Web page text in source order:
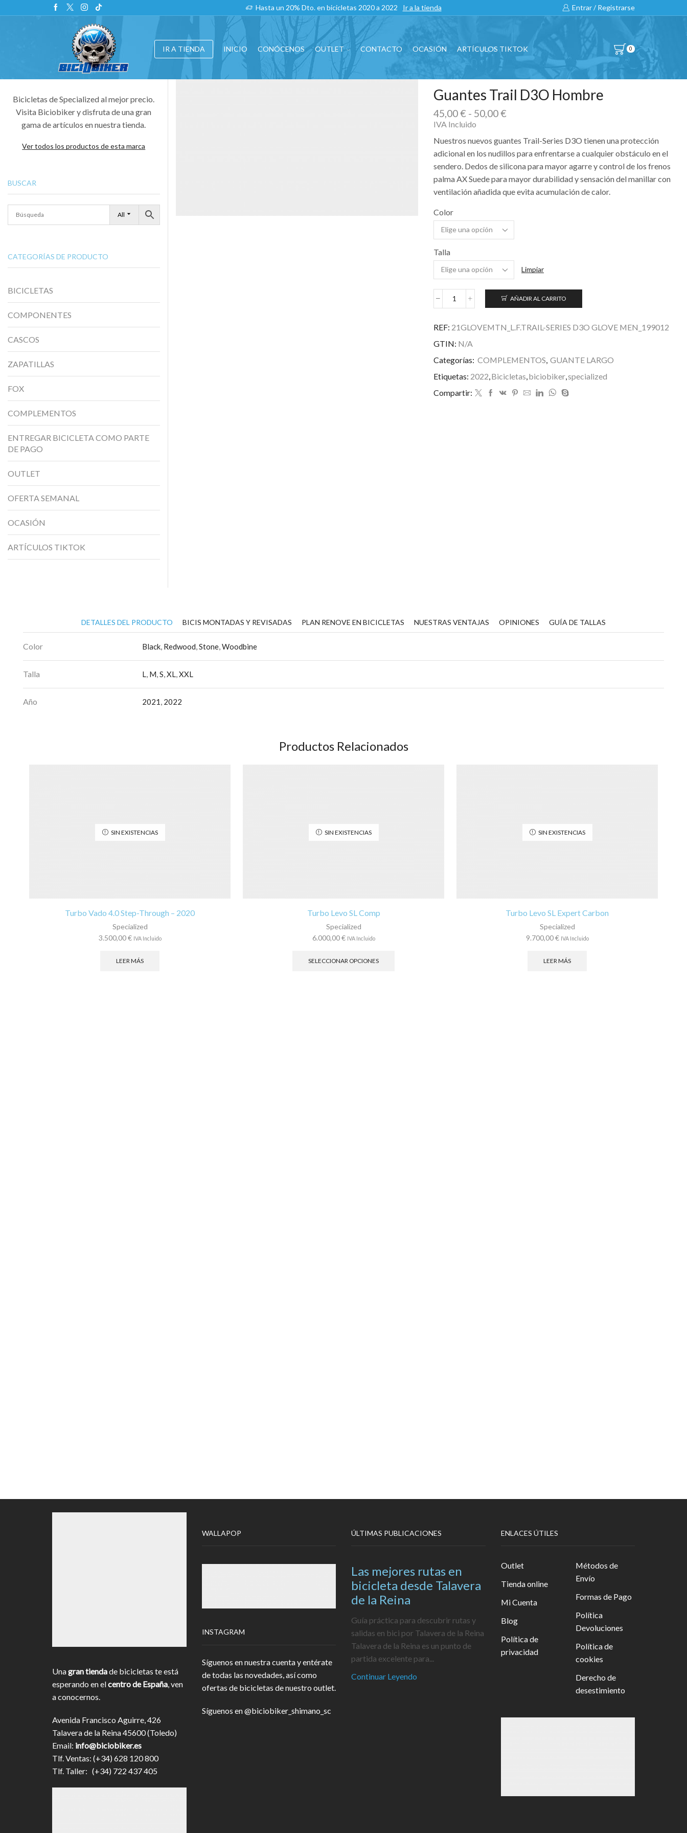
Hasta un 20% Dto. en bicicletas 2020 a 2022 Ir a la tienda Entrar / Registrarse
IR A TIENDA INICIO CONÓCENOS OUTLET CONTACTO OCASIÓN ARTÍCULOS TIKTOK 0
Guantes Trail D3O Hombre
45,00€ - 50,00€
precios:
desde
45,00 €
hasta
50,00 €
IVA Incluido
Nuestros nuevos guantes Trail-Series D3O tienen una protección
adicional en los nudillos para enfrentarse a cualquier obstáculo en el
sendero. Dedos de silicona para mayor agarre y control de los frenos
palma AX Suede para mayor durabilidad y sensación del manillar con
ventilación añadida que evita acumulación de calor.
Color
Talla
Limpiar
Guantes
D3O
Hombre
cantidad
AÑADIR AL CARRITO
REF: 21GLOVEMTN_L.F.TRAIL-SERIES D3O GLOVE MEN_199012
GTIN: N/A
Categorías: COMPLEMENTOS, GUANTE LARGO
Etiquetas: 2022,Bicicletas,biciobiker,specialized
Compartir:
Bicicletas de Specialized al mejor precio.
Visita Biciobiker y disfruta de una gran
gama de artículos en nuestra tienda.
Ver todos los productos de esta marca
BUSCAR
All
CATEGORÍAS DE PRODUCTO
BICICLETAS
COMPONENTES
CASCOS
ZAPATILLAS
FOX
COMPLEMENTOS
ENTREGAR BICICLETA COMO PARTE
DE PAGO
OUTLET
OFERTA SEMANAL
OCASIÓN
ARTÍCULOS TIKTOK
DETALLES DEL PRODUCTO BICIS MONTADAS Y REVISADAS PLAN RENOVE EN BICICLETAS NUESTRAS VENTAJAS OPINIONES GUÍA DE TALLAS
Color Black, Redwood,Stone,Woodbine
Talla L, M,S,XL,XXL
Año 2021, 2022
Productos Relacionados
SIN EXISTENCIAS
Turbo Vado 4.0 Step-Through – 2020
Specialized
3.500,00€ IVA Incluido
LEER MÁS
SIN EXISTENCIAS
Turbo Levo SL Comp
Specialized
6.000,00€ IVA Incluido
SELECCIONAR OPCIONES
SIN EXISTENCIAS
Turbo Levo SL Expert Carbon
Specialized
9.700,00€ IVA Incluido
LEER MÁS
Unagran tiendade bicicletas te está
esperando en elcentro de España , ven
a conocernos.
Avenida Francisco Aguirre, 426
Talavera de la Reina 45600 (Toledo)
Email: info@biciobiker.es
Tlf. Ventas: (+34) 628 120 800
Tlf. Taller: (+34) 722 437 405
WALLAPOP
INSTAGRAM
Síguenos en nuestra cuenta y entérate
de todas las novedades, así como
ofertas de bicicletas de nuestro outlet.
Síguenos en@biciobiker_shimano_sc
ÚLTIMAS PUBLICACIONES
Las mejores rutas en
bicicleta desde Talavera
de la Reina
Guía práctica para descubrir rutas y
salidas en bici por Talavera de la Reina
Talavera de la Reina es un punto de
partida excelente para...
Continuar Leyendo
ENLACES ÚTILES
Outlet
Tienda online
Mi Cuenta
Blog
Política de
privacidad
Métodos de
Envío
Formas de Pago
Política
Devoluciones
Política de
cookies
Derecho de
desestimiento